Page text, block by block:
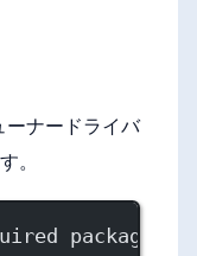
ーナードライバ
。
package